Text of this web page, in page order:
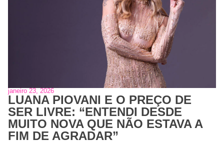
janeiro 23, 2026
LUANA PIOVANI E O PREÇO DE
SER LIVRE: “ENTENDI DESDE
MUITO NOVA QUE NÃO ESTAVA A
FIM DE AGRADAR”